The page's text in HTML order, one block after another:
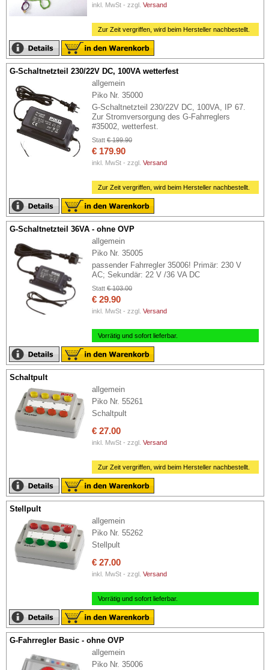
inkl. MwSt - zzgl. Versand
Zur Zeit vergriffen, wird beim Hersteller nachbestellt.
G-Schaltnetzteil 230/22V DC, 100VA wetterfest
allgemein
Piko Nr. 35000
G-Schaltnetzteil 230/22V DC, 100VA, IP 67.
Zur Stromversorgung des G-Fahrreglers
#35002, wetterfest.
Statt € 199.90
€ 179.90
inkl. MwSt - zzgl. Versand
Zur Zeit vergriffen, wird beim Hersteller nachbestellt.
G-Schaltnetzteil 36VA - ohne OVP
allgemein
Piko Nr. 35005
passender Fahrregler 35006! Primär: 230 V
AC; Sekundär: 22 V /36 VA DC
Statt € 103.00
€ 29.90
inkl. MwSt - zzgl. Versand
Vorrätig und sofort lieferbar.
Schaltpult
allgemein
Piko Nr. 55261
Schaltpult
€ 27.00
inkl. MwSt - zzgl. Versand
Zur Zeit vergriffen, wird beim Hersteller nachbestellt.
Stellpult
allgemein
Piko Nr. 55262
Stellpult
€ 27.00
inkl. MwSt - zzgl. Versand
Vorrätig und sofort lieferbar.
G-Fahrregler Basic - ohne OVP
allgemein
Piko Nr. 35006